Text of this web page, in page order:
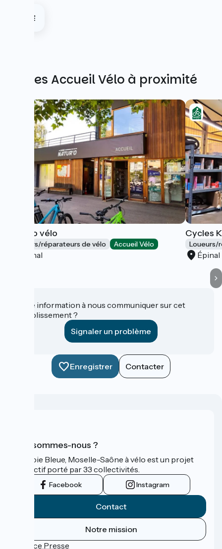
Autres Accueil Vélo à proximité
Natur'o vélo
Loueurs/réparateurs de vélo Accueil Vélo
Épinal
Cycles
Loueurs/
Épinal
Une information à nous communiquer sur cet
établissement ?
Signaler un problème
Enregistrer Contacter
Qui sommes-nous ?
La Voie Bleue, Moselle-Saône à vélo est un projet
collectif porté par 33 collectivités.
Facebook Instagram
Contact
Notre mission
Espace Presse